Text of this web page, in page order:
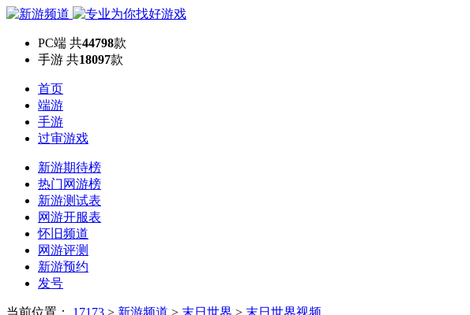
PC端 共44798款
手游 共18097款
首页
端游
手游
过审游戏
新游期待榜
热门网游榜
新游测试表
网游开服表
怀旧频道
网游评测
新游预约
发号
当前位置： 17173 > 新游频道 > 末日世界 > 末日世界视频